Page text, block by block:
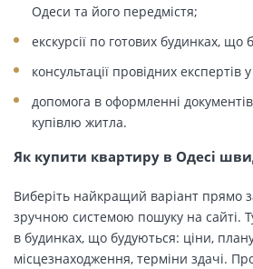
Одеси та його передмістя;
екскурсії по готових будинках, що
консультації провідних експертів
допомога в оформленні
купівлю житла.
Як купити квартиру в Одесі
Виберіть найкращий варіант прямо
зручною системою пошуку на сайті.
в будинках, що будуються: ціни,
місцезнаходження, терміни здачі.